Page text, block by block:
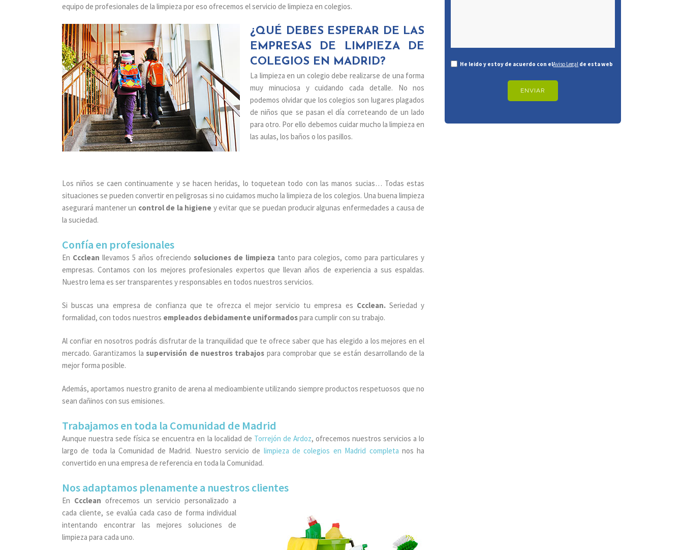
equipo de profesionales de la limpieza por eso ofrecemos el servicio de limpieza en colegios.
¿QUÉ DEBES ESPERAR DE LAS
EMPRESAS DE LIMPIEZA DE
COLEGIOS EN MADRID?
La limpieza en un colegio debe realizarse de una forma
muy minuciosa y cuidando cada detalle. No nos
podemos olvidar que los colegios son lugares plagados
de niños que se pasan el día correteando de un lado
para otro. Por ello debemos cuidar mucho la limpieza en
las aulas, los baños o los pasillos.
Los niños se caen continuamente y se hacen heridas, lo toquetean todo con las manos sucias… Todas estas
situaciones se pueden convertir en peligrosas si no cuidamos mucho la limpieza de los colegios. Una buena limpieza
asegurará mantener un control de la higiene y evitar que se puedan producir algunas enfermedades a causa de
la suciedad.
Confía en profesionales
En Ccclean llevamos 5 años ofreciendo soluciones de limpiezatanto para colegios, como para particulares y
empresas. Contamos con los mejores profesionales expertos que llevan años de experiencia a sus espaldas.
Nuestro lema es ser transparentes y responsables en todos nuestros servicios.
Si buscas una empresa de confianza que te ofrezca el mejor servicio tu empresa es Ccclean.Seriedad y
formalidad, con todos nuestros empleados debidamente uniformadospara cumplir con su trabajo.
Al confiar en nosotros podrás disfrutar de la tranquilidad que te ofrece saber que has elegido a los mejores en el
mercado. Garantizamos la supervisión de nuestros trabajos para comprobar que se están desarrollando de la
mejor forma posible.
Además, aportamos nuestro granito de arena al medioambiente utilizando siempre productos respetuosos que no
sean dañinos con sus emisiones.
Trabajamos en toda la Comunidad de Madrid
Aunque nuestra sede física se encuentra en la localidad de Torrejón de Ardoz, ofrecemos nuestros servicios a lo
largo de toda la Comunidad de Madrid. Nuestro servicio de limpieza de colegios en Madrid completa nos ha
convertido en una empresa de referencia en toda la Comunidad.
Nos adaptamos plenamente a nuestros clientes
En Ccclean ofrecemos un servicio personalizado a
cada cliente, se evalúa cada caso de forma individual
intentando encontrar las mejores soluciones de
limpieza para cada uno.
He leido y estoy de acuerdo con elAviso Legal de esta web